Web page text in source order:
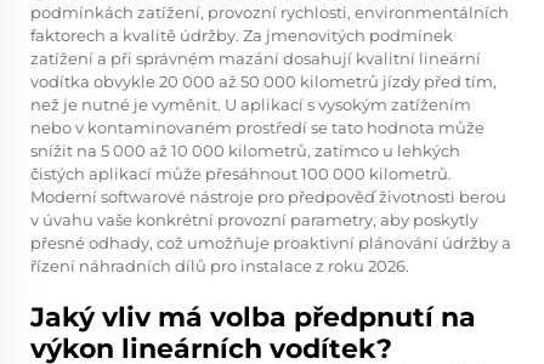
podmínkách zatížení, provozní rychlosti, environmentálních
faktorech a kvalitě údržby. Za jmenovitých podmínek
zatížení a při správném mazání dosahují kvalitní lineární
vodítka obvykle 20 000 až 50 000 kilometrů jízdy před tím,
než je nutné je vyměnit. U aplikací s vysokým zatížením
nebo v kontaminovaném prostředí se tato hodnota může
snížit na 5 000 až 10 000 kilometrů, zatímco u lehkých
čistých aplikací může přesáhnout 100 000 kilometrů.
Moderní softwarové nástroje pro předpověď životnosti berou
v úvahu vaše konkrétní provozní parametry, aby poskytly
přesné odhady, což umožňuje proaktivní plánování údržby a
řízení náhradních dílů pro instalace z roku 2026.
Jaký vliv má volba předpnutí na
výkon lineárních vodítek?